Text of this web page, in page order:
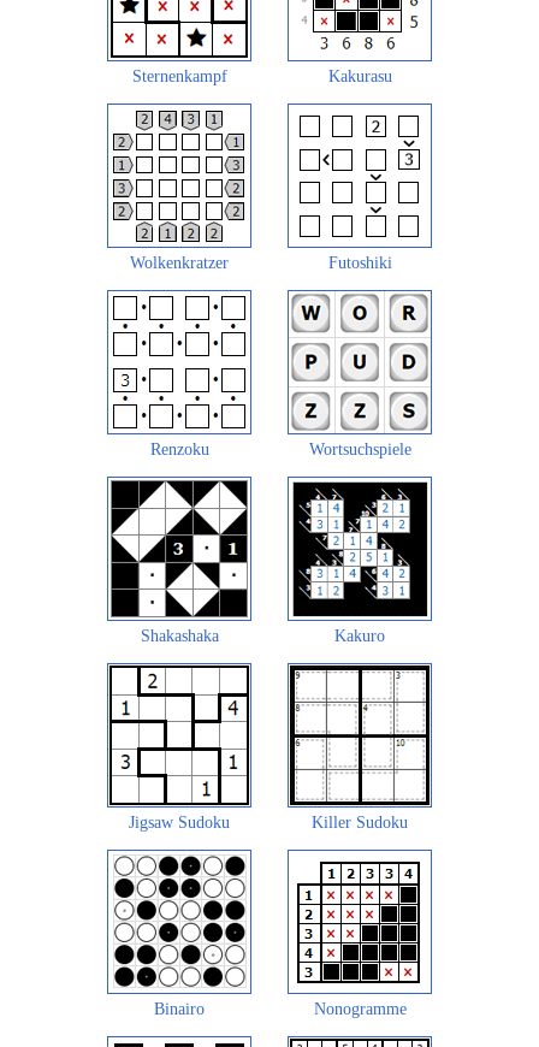
Sternenkampf Kakurasu
Wolkenkratzer Futoshiki
Renzoku Wortsuchspiele
Shakashaka Kakuro
Jigsaw Sudoku Killer Sudoku
Binairo Nonogramme